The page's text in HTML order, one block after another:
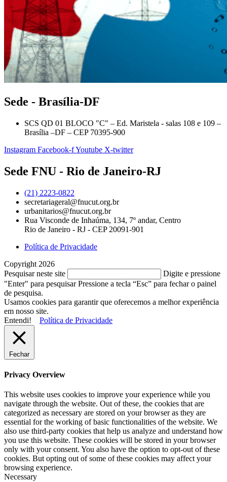
Sede - Brasília-DF
SCS QD 01 BLOCO "C" – Ed. Maristela - salas 108 e 109 –
Brasília –DF – CEP 70395-900
Instagram Facebook-fYoutube X-twitter
Sede FNU - Rio de Janeiro-RJ
(21) 2223-0822
secretariageral@fnucut.org.br
urbanitarios@fnucut.org.br
Rua Visconde de Inhaúma, 134, 7º andar, Centro
Rio de Janeiro - RJ - CEP 20091-901
Política de Privacidade
Copyright 2026
Pesquisar neste site
Digite e pressione
"Enter" para pesquisarPressione a tecla “Esc” para fechar o painel
de pesquisa.
Usamos cookies para garantir que oferecemos a melhor experiência
em nosso site.
Entendi!
Política de Privacidade
Fechar
Privacy Overview
This website uses cookies to improve your experience while you
navigate through the website. Out of these, the cookies that are
categorized as necessary are stored on your browser as they are
essential for the working of basic functionalities of the website. We
also use third-party cookies that help us analyze and understand how
you use this website. These cookies will be stored in your browser
only with your consent. You also have the option to opt-out of these
cookies. But opting out of some of these cookies may affect your
browsing experience.
Necessary